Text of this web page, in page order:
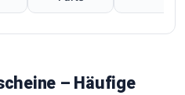
– Häufige